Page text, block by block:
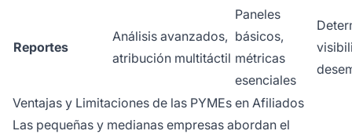
Reportes
Análisis avanzados,
atribución multitáctil
Paneles
básicos,
métricas
esenciales
Ventajas y Limitaciones de las PYMEs en Afiliados
Las pequeñas y medianas empresas abordan el